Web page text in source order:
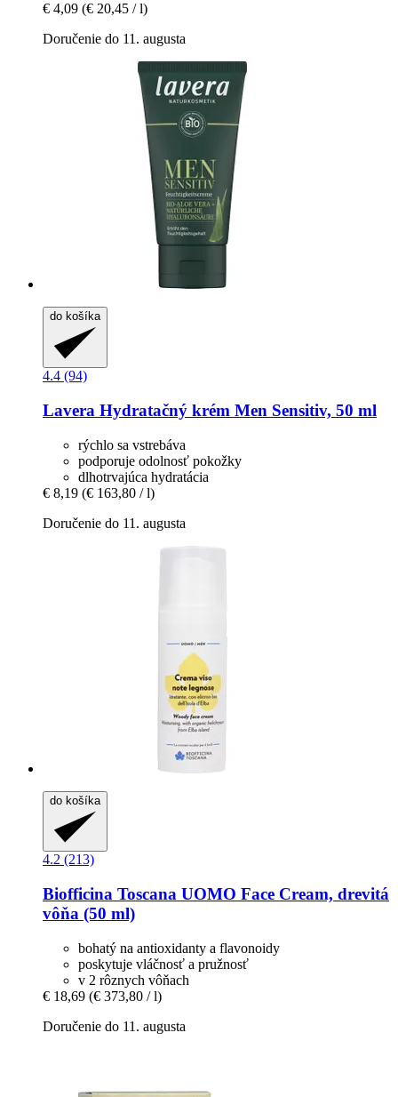
€ 4,09 (€ 20,45 / l)
Doručenie do 11. augusta
do košíka
4.4 (94)
Lavera Hydratačný krém Men Sensitiv, 50 ml
rýchlo sa vstrebáva
podporuje odolnosť pokožky
dlhotrvajúca hydratácia
€ 8,19 (€ 163,80 / l)
Doručenie do 11. augusta
do košíka
4.2 (213)
Biofficina Toscana UOMO Face Cream, drevitá
vôňa (50 ml)
bohatý na antioxidanty a flavonoidy
poskytuje vláčnosť a pružnosť
v 2 rôznych vôňach
€ 18,69 (€ 373,80 / l)
Doručenie do 11. augusta